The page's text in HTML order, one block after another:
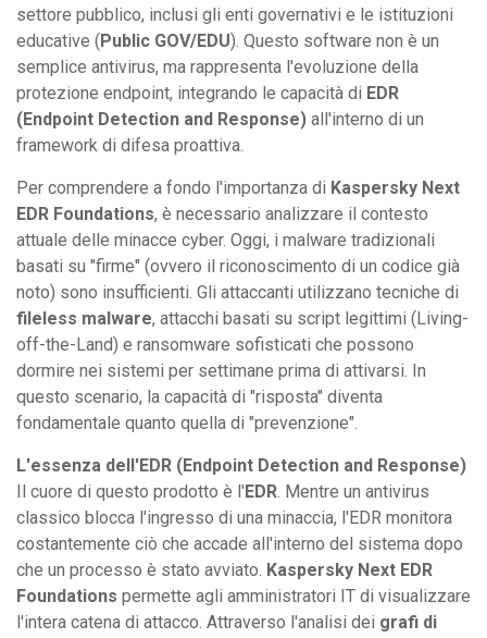
settore pubblico, inclusi gli enti governativi e le istituzioni
educative (Public GOV/EDU). Questo software non è un
semplice antivirus, ma rappresenta l'evoluzione della
protezione endpoint, integrando le capacità di EDR
(Endpoint Detection and Response) all'interno di un
framework di difesa proattiva.
Per comprendere a fondo l'importanza di Kaspersky Next
EDR Foundations, è necessario analizzare il contesto
attuale delle minacce cyber. Oggi, i malware tradizionali
basati su "firme" (ovvero il riconoscimento di un codice già
noto) sono insufficienti. Gli attaccanti utilizzano tecniche di
fileless malware, attacchi basati su script legittimi (Living-
off-the-Land) e ransomware sofisticati che possono
dormire nei sistemi per settimane prima di attivarsi. In
questo scenario, la capacità di "risposta" diventa
fondamentale quanto quella di "prevenzione".
L'essenza dell'EDR (Endpoint Detection and Response)
Il cuore di questo prodotto è l'EDR. Mentre un antivirus
classico blocca l'ingresso di una minaccia, l'EDR monitora
costantemente ciò che accade all'interno del sistema dopo
che un processo è stato avviato. Kaspersky Next EDR
Foundations permette agli amministratori IT di visualizzare
l'intera catena di attacco. Attraverso l'analisi dei grafi di